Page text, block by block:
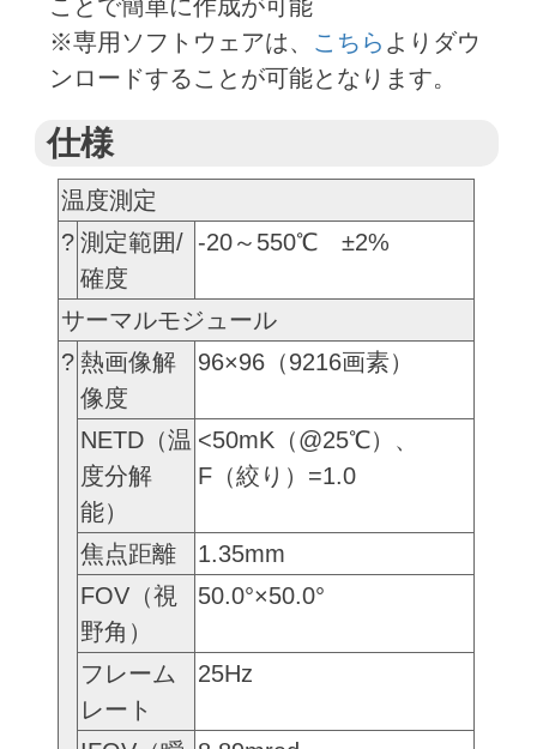
ことで簡単に作成が可能
※専用ソフトウェアは、
こちら よりダウ
ンロードすることが可能となります。
仕様
温度測定
? 測定範囲/
確度
-20～550℃ ±2%
サーマルモジュール
? 熱画像解
像度
96×96（9216画素）
NETD（温
度分解
能）
<50mK（@25℃）、
F（絞り）=1.0
焦点距離
1.35mm
FOV（視
野角）
50.0°×50.0°
フレーム
レート
25Hz